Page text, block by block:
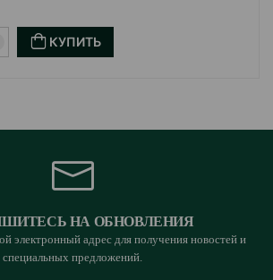
КУПИТЬ
НА ОБНОВЛЕНИЯ
электронный адрес для получения новостей и
специальных предложений.